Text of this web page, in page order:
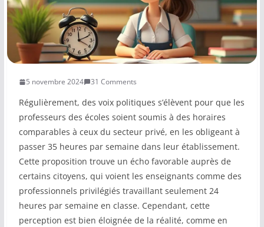
CRPE
Lectures de livres
Mouvement
COMMUNAUTÉ
Groupes
Forum
Réseaux sociaux
Petites annonces
AUTRE
5 novembre 2024 31 Comments
Régulièrement, des voix politiques s’élèvent pour que les
professeurs des écoles soient soumis à des horaires
comparables à ceux du secteur privé, en les obligeant à
passer 35 heures par semaine dans leur établissement.
Cette proposition trouve un écho favorable auprès de
certains citoyens, qui voient les enseignants comme des
professionnels privilégiés travaillant seulement 24
heures par semaine en classe. Cependant, cette
perception est bien éloignée de la réalité, comme en